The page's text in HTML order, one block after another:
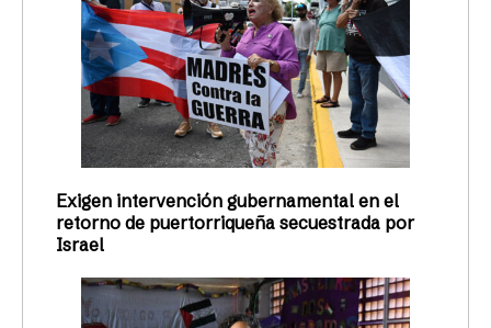
Exigen intervención gubernamental en el
retorno de puertorriqueña secuestrada por
Israel